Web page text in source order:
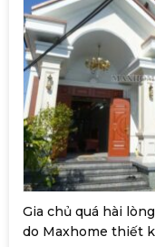
Gia chủ quá hài
do Maxhome thiết